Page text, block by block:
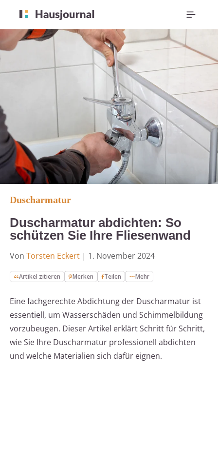
Duscharmatur
Duscharmatur abdichten: So
schützen Sie Ihre Fliesenwand
Von Torsten Eckert | 1. November 2024
Artikel zitieren Merken Teilen Mehr
Eine fachgerechte Abdichtung der Duscharmatur ist
essentiell, um Wasserschäden und Schimmelbildung
vorzubeugen. Dieser Artikel erklärt Schritt für Schritt,
wie Sie Ihre Duscharmatur professionell abdichten
und welche Materialien sich dafür eignen.